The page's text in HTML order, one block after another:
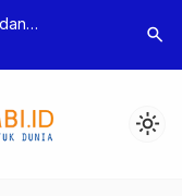
Polres
Dua
search
light_mode